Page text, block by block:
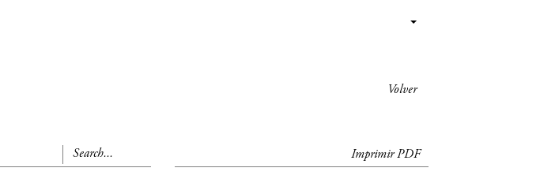
Volver
Imprimir PDF